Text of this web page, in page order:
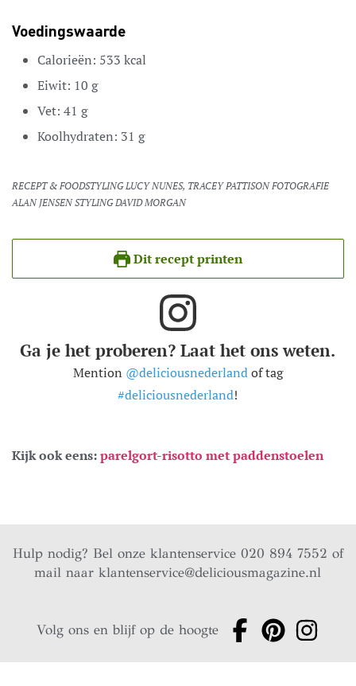
Voedingswaarde
Calorieën: 533 kcal
Eiwit: 10 g
Vet: 41 g
Koolhydraten: 31 g
RECEPT & FOODSTYLING LUCY NUNES, TRACEY PATTISON FOTOGRAFIE
ALAN JENSEN STYLING DAVID MORGAN
Dit recept printen
Ga je het proberen? Laat het ons weten.
Mention @deliciousnederlandof tag
#deliciousnederland!
Kijk ook eens:parelgort-risotto met paddenstoelen
Hulp nodig? Bel onze klantenservice 020 894 7552 of
mail naarklantenservice@deliciousmagazine.nl
Volg ons en blijf op de hoogte